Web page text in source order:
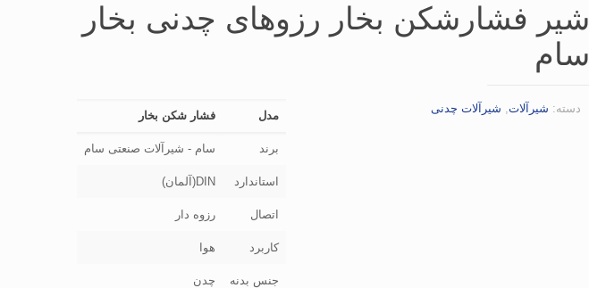
شیر فشارشکن بخار رزوهای چدنی بخار
سام
مدل فشار شکن بخار
برند سام - شیرآلات صنعتی سام
استاندارد DIN(آلمان)
اتصال رزوه دار
کاربرد هوا
جنس بدنه چدن
دسته: شیرآلات, شیرآلات چدنی